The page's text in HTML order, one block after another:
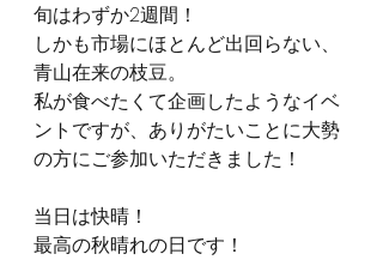
旬はわずか2週間！
しかも市場にほとんど出回らない、
青山在来の枝豆。
私が食べたくて企画したようなイベ
ントですが、ありがたいことに大勢
の方にご参加いただきました！
当日は快晴！
最高の秋晴れの日です！